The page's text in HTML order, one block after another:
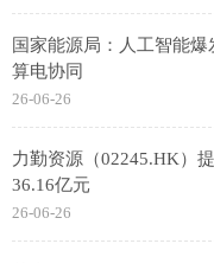
国家能源局：人工智能
算电协同
26-06-26
力勤资源（02245.HK）
36.16亿元
26-06-26